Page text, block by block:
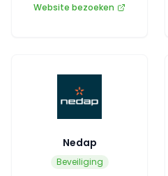
Website bezoeken
Nedap
Beveiliging